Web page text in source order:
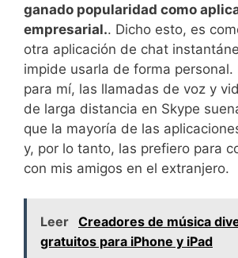
ganado popularidad como
empresarial.. Dicho esto, es
otra aplicación de chat
impide usarla de forma personal.
para mí, las llamadas de voz y
de larga distancia en Skype
que la mayoría de las
y, por lo tanto, las prefiero para
con mis amigos en el extranjero.
Leer Creadores de música
gratuitos para iPhone y iPad